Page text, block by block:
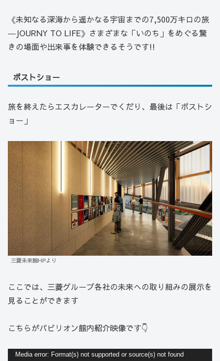
《未知なる深海から遥かなる宇宙までの7,500万キロの旅
―JOURNY TO LIFE》さまざまな「いのち」をめぐる驚
きの場面や出来事を体験できるそうです!!
ポストショー
旅を終えたらエスカレーターでくだり、最後は「ポストシ
ョー」
三菱未来館HPより
ここでは、三菱グループ各社の未来への取り組みの展示を
見ることができます
こちらがパビリオン館内紹介映像です👇
Media error: Format(s) not supported or source(s) not found